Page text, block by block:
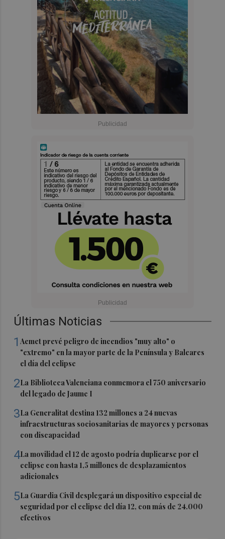
Últimas Noticias
1Aemet prevé peligro de incendios "muy alto" o
"extremo" en la mayor parte de la Península y Baleares
el día del eclipse
2La Biblioteca Valenciana conmemora el 750 aniversario
del legado de Jaume I
3La Generalitat destina 132 millones a 24 nuevas
infraestructuras sociosanitarias de mayores y personas
con discapacidad
4La movilidad el 12 de agosto podría duplicarse por el
eclipse con hasta 1,5 millones de desplazamientos
adicionales
5La Guardia Civil desplegará un dispositivo especial de
seguridad por el eclipse del día 12, con más de 24.000
efectivos